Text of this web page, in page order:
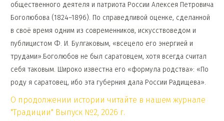
общественного деятеля и патриота России Алексея Петровича
Боголюбова (1824–1896). По справедливой оценке, сделанной
в своё время одним из современников, искусствоведом и
публицистом Ф. И. Булгаковым, «всецело его энергией и
трудами».Боголюбов не был саратовцем, хотя всегда считал
себя таковым. Широко известна его «формула родства»: «По
роду я саратовец, ибо эта губерния дала России Радищева».
О продолжении истории читайте в нашем журнале
"Традиции" Выпуск №2, 2026 г.